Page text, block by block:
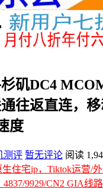
矶DC4
往返直连，
度
测评 暂无评论 阅读
生住宅ip，Tiktok运营/
4837/9929/CN2 GIA线路